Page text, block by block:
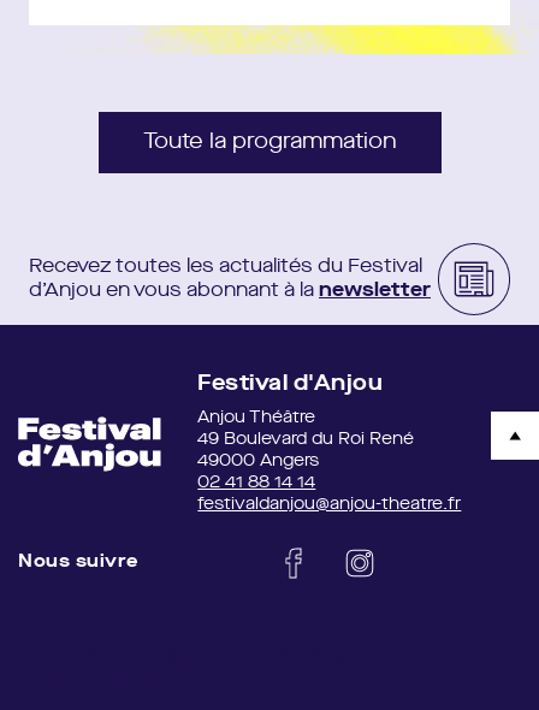
Toute la programmation
Recevez toutes les actualités du Festival
d’Anjou en vous abonnant à la newsletter
Festival d'Anjou
Anjou Théâtre
49 Boulevard du Roi René
49000 Angers
02 41 88 14 14
festivaldanjou@anjou-theatre.fr
Nous suivre